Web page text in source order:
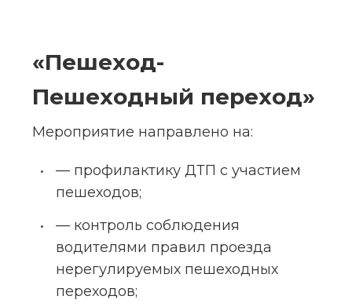
«Пешеход-
Пешеходный переход»
Мероприятие направлено на:
— профилактику ДТП с участием
пешеходов;
— контроль соблюдения
водителями правил проезда
нерегулируемых пешеходных
переходов;